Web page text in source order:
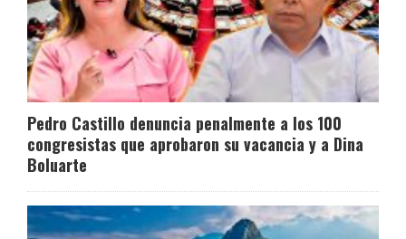
Pedro Castillo denuncia penalmente a los 100
congresistas que aprobaron su vacancia y a Dina
Boluarte